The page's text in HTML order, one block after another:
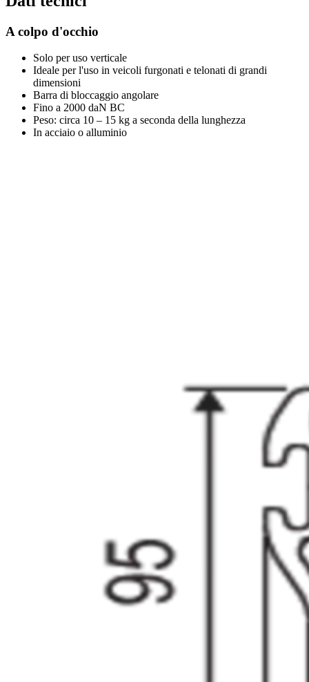
A colpo d'occhio
Solo per uso verticale
Ideale per l'uso in veicoli furgonati e telonati di grandi
dimensioni
Barra di bloccaggio angolare
Fino a 2000 daN BC
Peso: circa 10 – 15 kg a seconda della lunghezza
In acciaio o alluminio